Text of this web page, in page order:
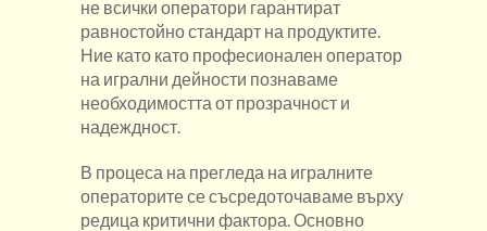
не всички оператори гарантират
равностойно стандарт на продуктите.
Ние като като професионален оператор
на игрални дейности познаваме
необходимостта от прозрачност и
надеждност.
В процеса на прегледа на игралните
операторите се съсредоточаваме върху
редица критични фактора. Основно